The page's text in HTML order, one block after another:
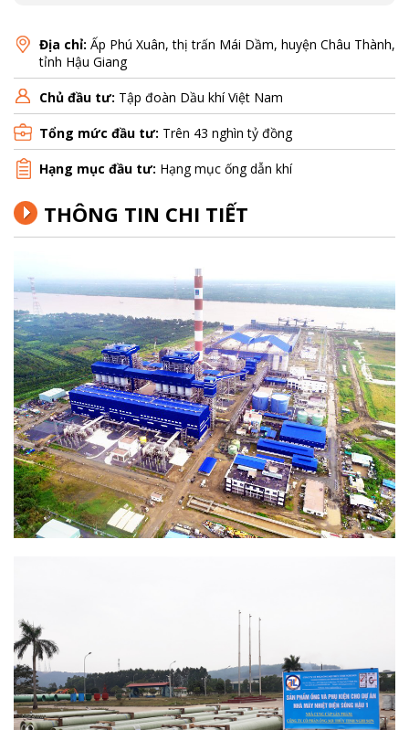
Địa chỉ: Ấp Phú Xuân, thị trấn Mái Dầm, huyện Châu Thành,
tỉnh Hậu Giang
Chủ đầu tư: Tập đoàn Dầu khí Việt Nam
Tổng mức đầu tư: Trên 43 nghìn tỷ đồng
Hạng mục đầu tư: Hạng mục ống dẫn khí
THÔNG TIN CHI TIẾT